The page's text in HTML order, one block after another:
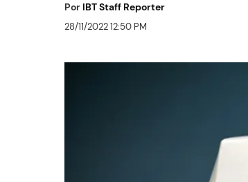
Por IBT Staff Reporter
28/11/2022 12:50 PM